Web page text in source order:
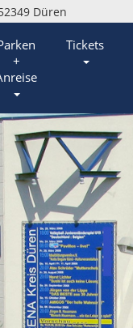
Düren
+
Tickets